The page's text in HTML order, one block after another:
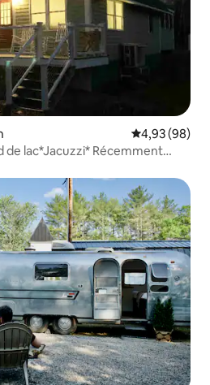
Évaluation
4,93 (98)
de lac*Jacuzzi* Récemment